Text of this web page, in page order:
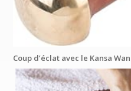
Coup d’éclat avec le Kansa